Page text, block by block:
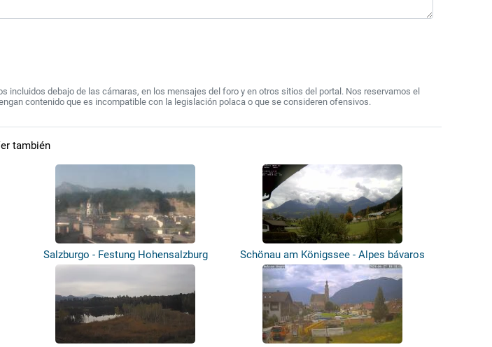
incluidos debajo de las cámaras, en los mensajes del foro y en otros sitios del portal. Nos reservamos el
contenido que es incompatible con la legislación polaca o que se consideren ofensivos.
también
Salzburgo - Festung Hohensalzburg Schönau am Königssee - Alpes bávaros